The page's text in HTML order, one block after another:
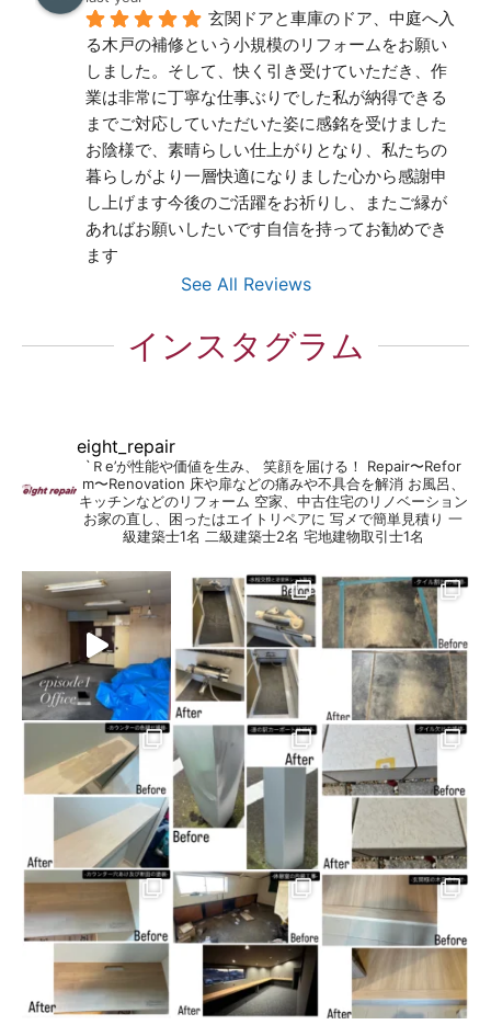
玄関ドアと車庫のドア、中庭へ入
る木戸の補修という小規模のリフォームをお願い
しました。そして、快く引き受けていただき、作
業は非常に丁寧な仕事ぶりでした私が納得できる
までご対応していただいた姿に感銘を受けました
お陰様で、素晴らしい仕上がりとなり、私たちの
暮らしがより一層快適になりました心から感謝申
し上げます今後のご活躍をお祈りし、またご縁が
あればお願いしたいです自信を持ってお勧めでき
ます
See All Reviews
インスタグラム
eight_repair
`Ｒe’が性能や価値を生み、 笑顔を届ける！
Repair〜Refor
m〜Renovation 床や扉などの痛みや不具合を解消 お風呂、
キッチンなどのリフォーム 空家、中古住宅のリノベーション
お家の直し、困ったはエイトリペアに 写メで簡単見積り 一
級建築士1名 二級建築士2名 宅地建物取引士1名